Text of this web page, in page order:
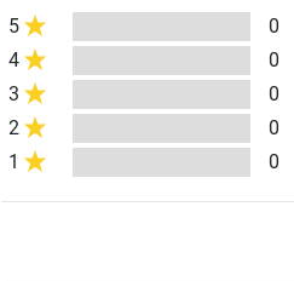
5
0
4
0
3
0
2
0
1
0